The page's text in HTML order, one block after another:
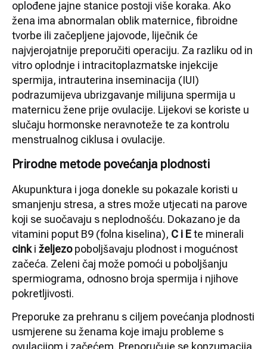
oplođene jajne stanice postoji više koraka. Ako
žena ima abnormalan oblik maternice, fibroidne
tvorbe ili začepljene jajovode, liječnik će
najvjerojatnije preporučiti operaciju. Za razliku od in
vitro oplodnje i intracitoplazmatske injekcije
spermija, intrauterina inseminacija (IUI)
podrazumijeva ubrizgavanje milijuna spermija u
maternicu žene prije ovulacije. Lijekovi se koriste u
slučaju hormonske neravnoteže te za kontrolu
menstrualnog ciklusa i ovulacije.
Prirodne metode povećanja plodnosti
Akupunktura i joga donekle su pokazale koristi u
smanjenju stresa, a stres može utjecati na parove
koji se suočavaju s neplodnošću. Dokazano je da
vitamini poput B9 (folna kiselina), C i Ete minerali
cinki željezopoboljšavaju plodnost i mogućnost
začeća. Zeleni čaj može pomoći u poboljšanju
spermiograma, odnosno broja spermija i njihove
pokretljivosti.
Preporuke za prehranu s ciljem povećanja plodnosti
usmjerene su ženama koje imaju probleme s
ovulacijom i začećem. Preporučuje se konzumacija